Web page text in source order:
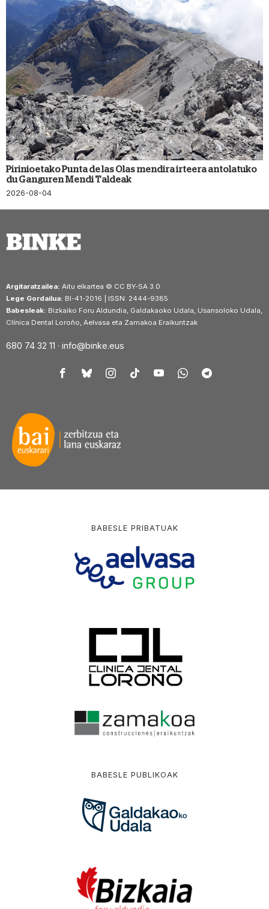
Pirinioetako Punta de las Olas mendira irteera antolatuko
du Ganguren Mendi Taldeak
2026-08-04
Argitaratzailea: Aitu elkartea © CC BY-SA 3.0
Lege Gordailua: BI-41-2016 | ISSN: 2444-9385
Babesleak: Bizkaiko Foru Aldundia, Galdakaoko Udala, Usansoloko Udala,
Clínica Dental Loroño, Aelvasa eta Zamakoa Eraikuntzak
680 74 32 11 · info@binke.eus
BABESLE PRIBATUAK
BABESLE PUBLIKOAK